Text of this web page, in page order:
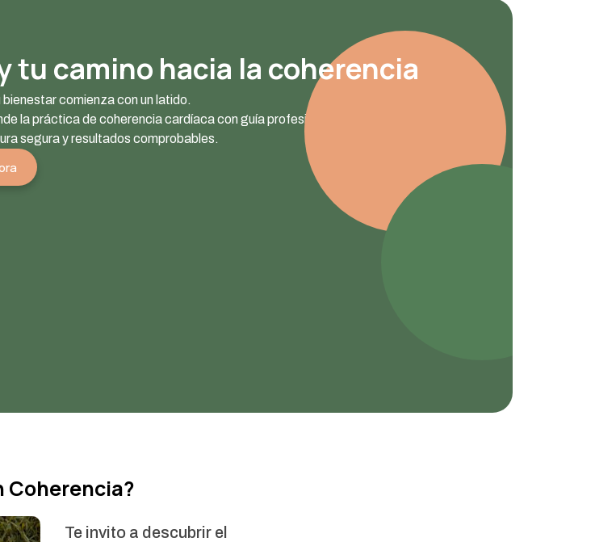
tu camino hacia la coherencia
bienestar comienza con un latido.
la práctica de coherencia cardíaca con guía profesional,
segura y resultados comprobables.
Coherencia?
Te invito a descubrir el